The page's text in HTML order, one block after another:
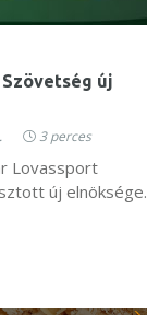
új
3 perces
Lovassport
új elnöksége.